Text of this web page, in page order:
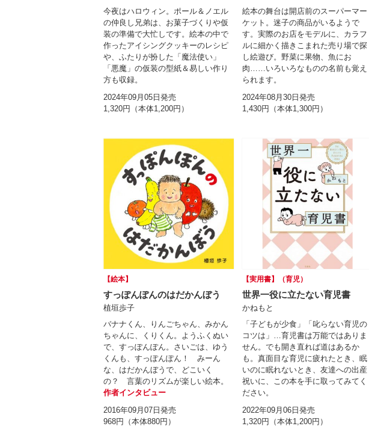
今夜はハロウィン。ポール＆ノエル
の仲良し兄弟は、お菓子づくりや仮
装の準備で大忙しです。絵本の中で
作ったアイシングクッキーのレシピ
や、ふたりが扮した「魔法使い」
「悪魔」の仮装の型紙＆易しい作り
方も収録。
2024年09月05日発売
1,320円（本体1,200円）
絵本の舞台は開店前のスーパーマー
ケット。迷子の商品がいるようで
す。実際のお店をモデルに、カラフ
ルに細かく描きこまれた売り場で探
し絵遊び。野菜に果物、魚にお
肉……いろいろなものの名前も覚え
られます。
2024年08月30日発売
1,430円（本体1,300円）
【絵本】
すっぽんぽんのはだかんぼう
植垣歩子
バナナくん、りんごちゃん、みかん
ちゃんに、くりくん。ようふくぬい
で、すっぽんぽん。さいごは、ゆう
くんも、すっぽんぽん！ みーん
な、はだかんぼうで、どこいく
の？ 言葉のリズムが楽しい絵本。
作者インタビュー
2016年09月07日発売
968円（本体880円）
【実用書】（育児）
世界一役に立たない育児書
かねもと
「子どもが少食」「叱らない育児の
コツは」…育児書は万能ではありま
せん。でも開き直れば道はあるか
も。真面目な育児に疲れたとき、眠
いのに眠れないとき、友達への出産
祝いに、この本を手に取ってみてく
ださい。
2022年09月06日発売
1,320円（本体1,200円）